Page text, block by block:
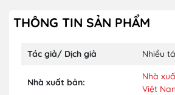
THÔNG TIN SẢN PHẨM
Tác giả/ Dịch giả Nhiều
Nhà xuất bản:
Nhà
Việt